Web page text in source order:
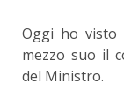
Oggi ho visto
mezzo suo il
del Ministro.